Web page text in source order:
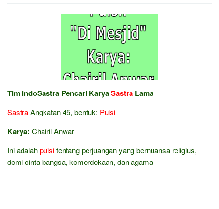
Tim indoSastra Pencari KaryaSastra Lama
SastraAngkatan 45, bentuk: Puisi
Karya: Chairil Anwar
Ini adalahpuisitentang perjuangan yang bernuansa religius,
demi cinta bangsa, kemerdekaan, dan agama